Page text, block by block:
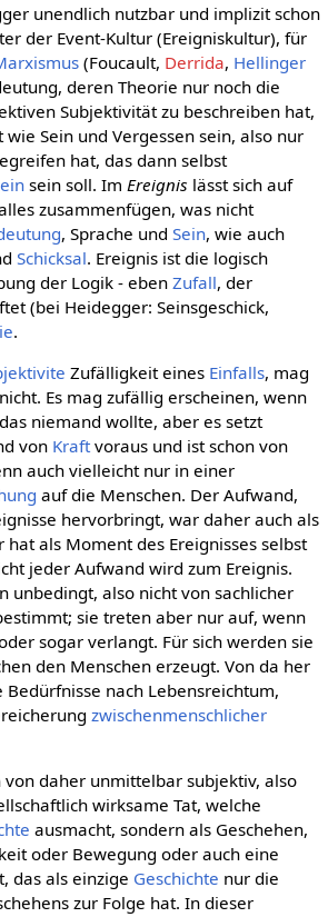
unendlich nutzbar und implizit schon
der Event-Kultur (Ereigniskultur), für
(Foucault, Derrida, Hellinger
deren Theorie nur noch die
Subjektivität zu beschreiben hat,
wie Sein und Vergessen sein, also nur
hat, das dann selbst
sein soll. Im Ereignis lässt sich auf
zusammenfügen, was nicht
, Sprache und Sein, wie auch
Schicksal. Ereignis ist die logisch
der Logik - eben Zufall, der
(bei Heidegger: Seinsgeschick,
.
Zufälligkeit eines Einfalls, mag
Es mag zufällig erscheinen, wenn
niemand wollte, aber es setzt
von Kraftvoraus und ist schon von
auch vielleicht nur in einer
auf die Menschen. Der Aufwand,
hervorbringt, war daher auch als
als Moment des Ereignisses selbst
jeder Aufwand wird zum Ereignis.
unbedingt, also nicht von sachlicher
sie treten aber nur auf, wenn
sogar verlangt. Für sich werden sie
den Menschen erzeugt. Von da her
nach Lebensreichtum,
zwischenmenschlicher
von daher unmittelbar subjektiv, also
wirksame Tat, welche
ausmacht, sondern als Geschehen,
oder Bewegung oder auch eine
das als einzige Geschichte nur die
zur Folge hat. In dieser